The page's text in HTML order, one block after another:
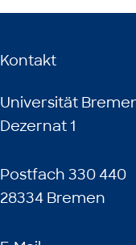
Kontakt
Universität
Dezernat 1
Postfach 330 440
28334 Bremen